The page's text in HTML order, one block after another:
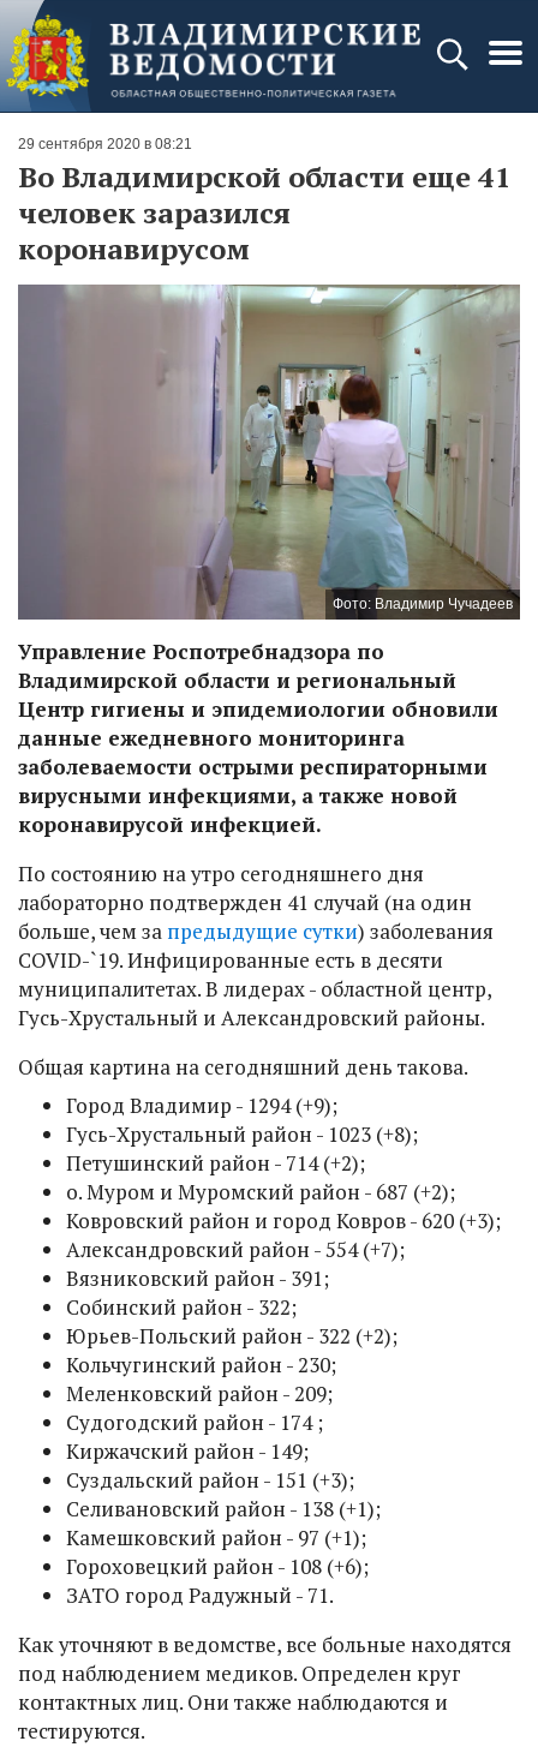
29 сентября 2020 в 08:21
Во Владимирской области еще 41
человек заразился
коронавирусом
Фото: Владимир Чучадеев
Управление Роспотребнадзора по
Владимирской области и региональный
Центр гигиены и эпидемиологии обновили
данные ежедневного мониторинга
заболеваемости острыми респираторными
вирусными инфекциями, а также новой
коронавирусой инфекцией.
По состоянию на утро сегодняшнего дня
лабораторно подтвержден 41 случай (на один
больше, чем за предыдущие сутки) заболевания
COVID-`19. Инфицированные есть в десяти
муниципалитетах. В лидерах - областной центр,
Гусь-Хрустальный и Александровский районы.
Общая картина на сегодняшний день такова.
Город Владимир - 1294 (+9);
Гусь-Хрустальный район - 1023 (+8);
Петушинский район - 714 (+2);
о. Муром и Муромский район - 687 (+2);
Ковровский район и город Ковров - 620 (+3);
Александровский район - 554 (+7);
Вязниковский район - 391;
Собинский район - 322;
Юрьев-Польский район - 322 (+2);
Кольчугинский район - 230;
Меленковский район - 209;
Судогодский район - 174 ;
Киржачский район - 149;
Суздальский район - 151 (+3);
Селивановский район - 138 (+1);
Камешковский район - 97 (+1);
Гороховецкий район - 108 (+6);
ЗАТО город Радужный - 71.
Как уточняют в ведомстве, все больные находятся
под наблюдением медиков. Определен круг
контактных лиц. Они также наблюдаются и
тестируются.